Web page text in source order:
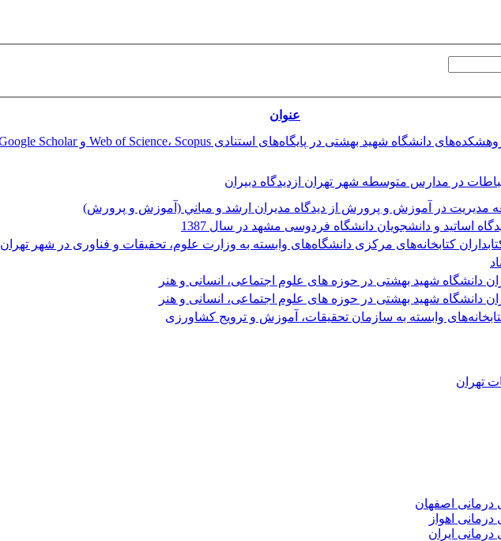
عنوان
در مدارس متوسطه شهر تهران ازدیدگاه دبیران
مديريت در آموزش و پرورش از ديدگاه مديران ارشد و مياني (آموزش و پرورش)
اساتید و دانشجویان دانشگاه فردوسی مشهد در سال 1387
کتابخانه‌های مرکزی دانشگاه‌های وابسته به وزارت علوم، تحقیقات و فناوری در شهر تهران
دانشگاه شهید بهشتی در حوزه های علوم اجتماعی، انسانی و هنر
دانشگاه شهید بهشتی در حوزه های علوم اجتماعی، انسانی و هنر
وابسته به سازمان تحقیقات، آموزش و ترویج کشاورزی
تهران
درمانی اصفهان
اهواز
ایران